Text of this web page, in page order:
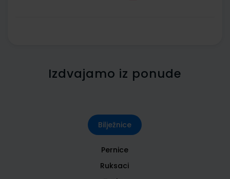
Izdvajamo iz ponude
Bilježnice
Pernice
Ruksaci